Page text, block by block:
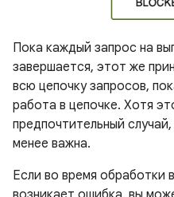
Пока каждый запрос на
завершается, этот же
всю цепочку запросов,
работа в цепочке. Хотя
предпочтительный
менее важна.
Если во время обработки